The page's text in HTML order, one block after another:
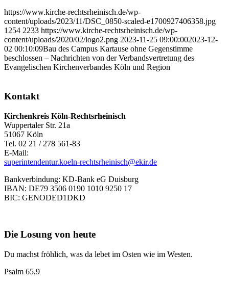
https://www.kirche-rechtsrheinisch.de/wp-
content/uploads/2023/11/DSC_0850-scaled-e1700927406358.jpg
1254 2233 https://www.kirche-rechtsrheinisch.de/wp-
content/uploads/2020/02/logo2.png 2023-11-25 09:00:002023-12-
02 00:10:09Bau des Campus Kartause ohne Gegenstimme
beschlossen – Nachrichten von der Verbandsvertretung des
Evangelischen Kirchenverbandes Köln und Region
Kontakt
Kirchenkreis Köln-Rechtsrheinisch
Wuppertaler Str. 21a
51067 Köln
Tel. 02 21 / 278 561-83
E-Mail:
superintendentur.koeln-rechtsrheinisch@ekir.de
Bankverbindung: KD-Bank eG Duisburg
IBAN: DE79 3506 0190 1010 9250 17
BIC: GENODED1DKD
Die Losung von heute
Du machst fröhlich, was da lebet im Osten wie im Westen.
Psalm 65,9